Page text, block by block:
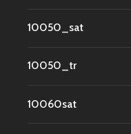
10050_sat
10050_tr
10060sat